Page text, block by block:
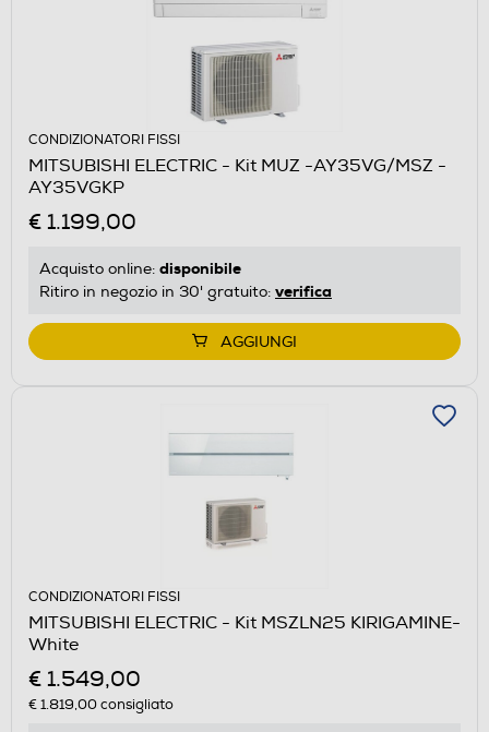
CONDIZIONATORI FISSI
MITSUBISHI ELECTRIC - Kit MUZ -AY35VG/MSZ -
AY35VGKP
€ 1.199,00
Acquisto online: disponibile
Ritiro in negozio in 30' gratuito: verifica
AGGIUNGI
CONDIZIONATORI FISSI
MITSUBISHI ELECTRIC - Kit MSZLN25 KIRIGAMINE-
White
€ 1.549,00
€ 1.819,00consigliato